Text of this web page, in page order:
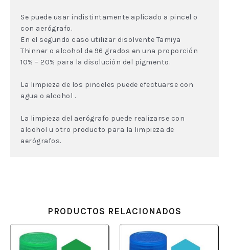
Se puede usar indistintamente aplicado a pincel o
con aerógrafo.
En el segundo caso utilizar disolvente Tamiya
Thinner o alcohol de 96 grados en una proporción
10% – 20% para la disolución del pigmento.
La limpieza de los pinceles puede efectuarse con
agua o alcohol .
La limpieza del aerógrafo puede realizarse con
alcohol u otro producto para la limpieza de
aerógrafos.
PRODUCTOS RELACIONADOS